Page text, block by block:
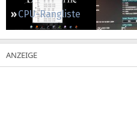
CPU-Rangliste